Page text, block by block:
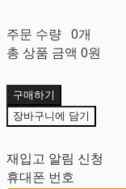
주문 수량 0개
총 상품 금액 0원
구매하기
장바구니에 담기
재입고 알림 신청
휴대폰 번호